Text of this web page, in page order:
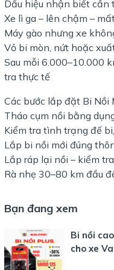
Dấu hiệu nhận biết cần
Xe lì ga – lên chậm –
Máy gào nhưng xe
Vỏ bi mòn, nứt hoặc
Sau mỗi 6.000–10.000
tra thực tế
Các bước lắp đặt Bi Nồi
Tháo cụm nồi bằng
Kiểm tra tình trạng đế
Lắp bi nồi mới đúng
Lắp ráp lại nồi – kiểm
Rà nhẹ 30–80 km đầu
Bạn đang xem
Bi nồi
cho xe